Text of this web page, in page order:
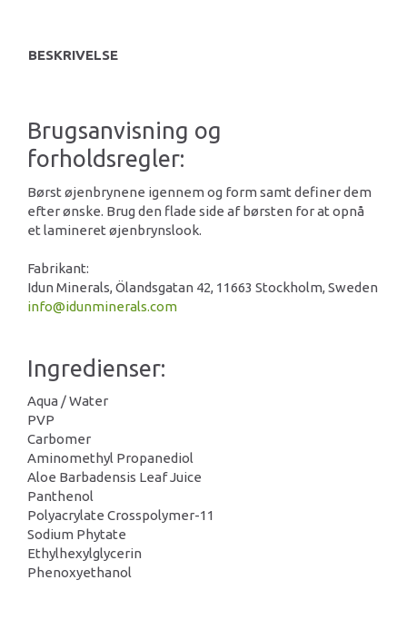
BESKRIVELSE
Brugsanvisning og
forholdsregler:
Børst øjenbrynene igennem og form samt definer dem
efter ønske. Brug den flade side af børsten for at opnå
et lamineret øjenbrynslook.
Fabrikant:
Idun Minerals, Ölandsgatan 42, 11663 Stockholm, Sweden
info@idunminerals.com
Ingredienser:
Aqua / Water
PVP
Carbomer
Aminomethyl Propanediol
Aloe Barbadensis Leaf Juice
Panthenol
Polyacrylate Crosspolymer-11
Sodium Phytate
Ethylhexylglycerin
Phenoxyethanol